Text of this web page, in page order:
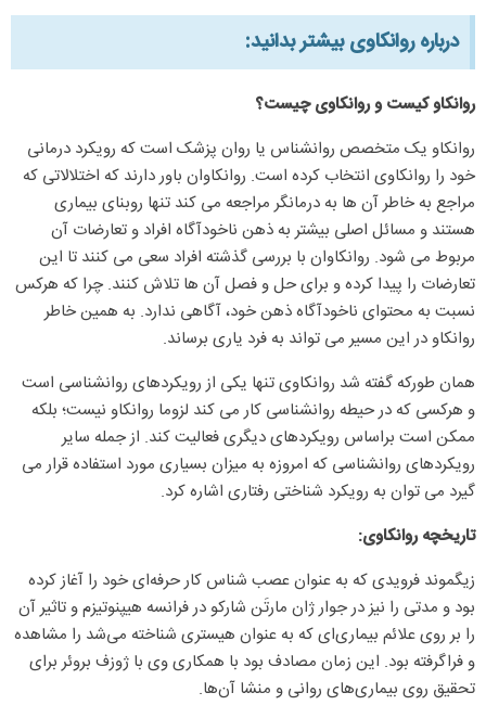
درباره روانکاوی بیشتر بدانید:​
روانکاو کیست و روانکاوی چیست؟
روانکاو یک متخصص روانشناس یا روان پزشک است که رویکرد درمانی
خود را روانکاوی انتخاب کرده است. روانکاوان باور دارند که اختلالاتی که
مراجع به خاطر آن ها به درمانگر مراجعه می کند تنها روبنای بیماری
هستند و مسائل اصلی بیشتر به ذهن ناخودآگاه افراد و تعارضات آن
مربوط می شود. روانکاوان با بررسی گذشته افراد سعی می کنند تا این
تعارضات را پیدا کرده و برای حل و فصل آن ها تلاش کنند. چرا که هرکس
نسبت به محتوای ناخودآگاه ذهن خود، آگاهی ندارد. به همین خاطر
روانکاو در این مسیر می تواند به فرد یاری برساند.
همان طورکه گفته شد روانکاوی تنها یکی از رویکردهای روانشناسی است
و هرکسی که در حیطه روانشناسی کار می کند لزوما روانکاو نیست؛ بلکه
ممکن است براساس رویکردهای دیگری فعالیت کند. از جمله سایر
رویکردهای روانشناسی که امروزه به میزان بسیاری مورد استفاده قرار می
گیرد می توان به رویکرد شناختی رفتاری اشاره کرد.
تاریخچه روانکاوی:
زیگموند فرویدی که به عنوان عصب شناس کار حرفه‌ای خود را آغاز کرده
بود و مدتی را نیز در جوار ژان مارتَن شارکو در فرانسه هیپنوتیزم و تاثیر آن
را بر روی علائم بیماری‌ای که به عنوان هیستری شناخته می‌شد را مشاهده
و فراگرفته بود. این زمان مصادف بود با همکاری وی با ژوزف بروئر برای
تحقیق روی بیماری‌های روانی و منشا آن‌ها.